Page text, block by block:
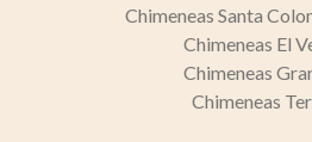
Chimeneas Santa
Chimeneas El
Chimeneas
Chimeneas